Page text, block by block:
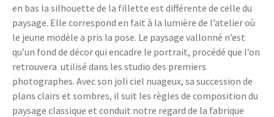
en bas la silhouette de la fillette est différente de celle du
paysage. Elle correspond en fait à la lumière de l’atelier où
le jeune modèle a pris la pose. Le paysage vallonné n’est
qu’un fond de décor qui encadre le portrait, procédé que l’on
retrouvera utilisé dans les studio des premiers
photographes. Avec son joli ciel nuageux, sa succession de
plans clairs et sombres, il suit les règles de composition du
paysage classique et conduit notre regard de la fabrique